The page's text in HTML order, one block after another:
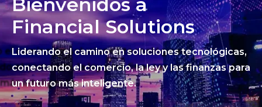
Financial Solutions
Liderando el camino en soluciones tecnológicas,
conectando el comercio, la ley y las finanzas para
un futuro más inteligente.